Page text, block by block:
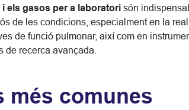
els gasos per a laboratori són
de les condicions, especialment en la
de funció pulmonar, així com en
de recerca avançada.
més comunes